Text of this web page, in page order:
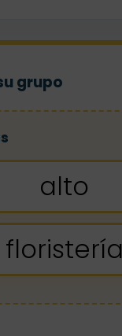
grupo
alto
floristería